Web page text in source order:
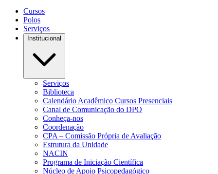
Cursos
Polos
Serviços
Institucional
Serviços
Biblioteca
Calendário Acadêmico Cursos Presenciais
Canal de Comunicação do DPO
Conheça-nos
Coordenação
CPA – Comissão Própria de Avaliação
Estrutura da Unidade
NACIN
Programa de Iniciação Científica
Núcleo de Apoio Psicopedagógico